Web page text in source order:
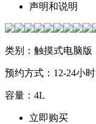
声明和说明
类别：触摸式电脑版
预约方式：12-24小时
容量：4L
立即购买